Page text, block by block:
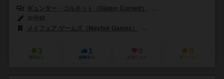
ギュンター・コルネット（Günter Cornett）
メイフェア ゲームズ（Mayfair Games）
3
興味あり
1
経験あり
0
お気に入り
0
持ってる